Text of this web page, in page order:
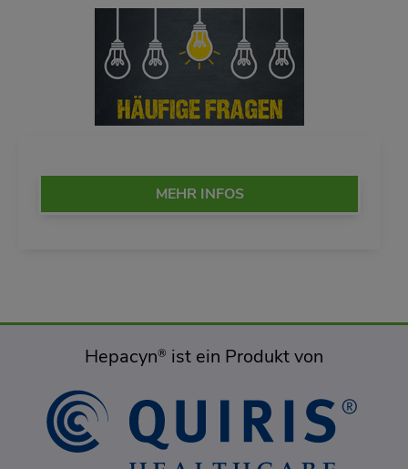
MEHR INFOS
Hepacyn® ist ein Produkt von